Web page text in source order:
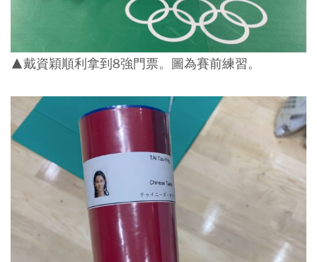
▲戴資穎順利拿到8強門票。圖為賽前練習。